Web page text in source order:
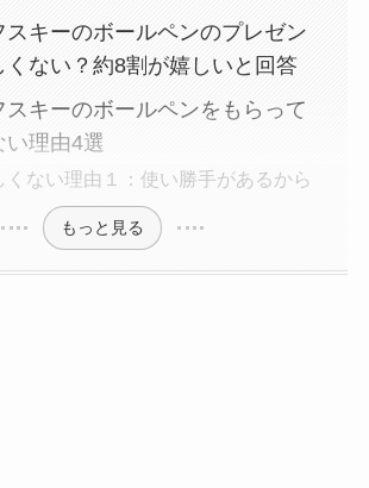
スキーのボールペンのプレゼン
くない？約8割が嬉しいと回答
スキーのボールペンをもらって
い理由4選
くない理由１：使い勝手があるから
もっと見る